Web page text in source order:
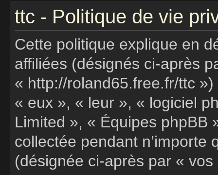
ttc - Politique de vie
Cette politique explique en
affiliées (désignés ci-après
« http://roland65.free.fr/ttc
« eux », « leur », « logiciel
Limited », « Équipes phpBB
collectée pendant n’importe
(désignée ci-après par «